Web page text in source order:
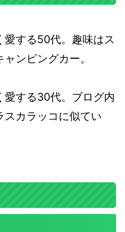
愛する50代。趣味はス
ンピングカー。
愛する30代。ブログ内
スカラッコに似てい